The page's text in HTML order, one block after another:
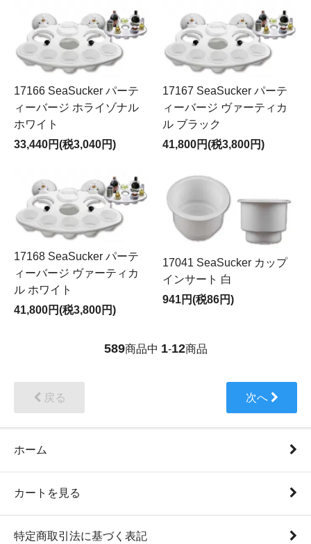
17166 SeaSucker パーテ
ィーバージ ホライゾナル
ホワイト
33,440円(税3,040円)
17167 SeaSucker パーテ
ィーバージ ヴァーティカ
ル ブラック
41,800円(税3,800円)
17168 SeaSucker パーテ
ィーバージ ヴァーティカ
ル ホワイト
41,800円(税3,800円)
17041 SeaSucker カップ
インサート 白
941円(税86円)
589商品中 1-12商品
戻る 次へ
ホーム
カートを見る
特定商取引法に基づく表記